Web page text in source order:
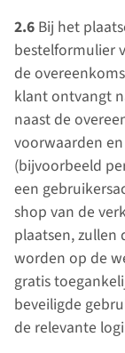
2.6 Bij het
bestelformulier
de
klant ontvangt
naast de
voorwaarden
(bijvoorbeeld
een
shop van de
plaatsen, zullen
worden op de
gratis
beveiligde
de relevante